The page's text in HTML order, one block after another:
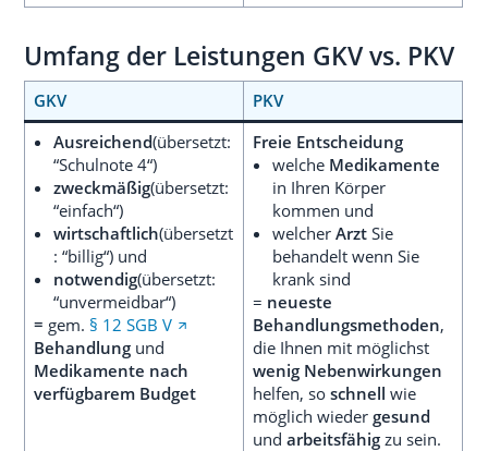
Umfang der Leistungen GKV vs. PKV
GKV
PKV
Ausreichend(übersetzt:
“Schulnote 4“)
zweckmäßig(übersetzt:
“einfach“)
wirtschaftlich(übersetzt
: “billig“) und
notwendig(übersetzt:
“unvermeidbar“)
= gem. § 12 SGB V
Behandlungund
Medikamente nach
verfügbarem Budget
Freie Entscheidung
welche Medikamente
in Ihren Körper
kommen und
welcher ArztSie
behandelt wenn Sie
krank sind
= neueste
Behandlungsmethoden,
die Ihnen mit möglichst
wenig Nebenwirkungen
helfen, so schnell wie
möglich wieder gesund
und arbeitsfähigzu sein.